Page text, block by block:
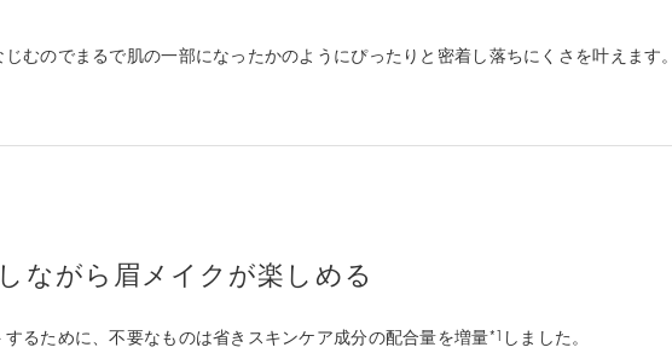
むのでまるで肌の一部になったかのようにぴったりと密着し落ちにくさを叶えます。
ながら眉メイクが楽しめる
るために、不要なものは省きスキンケア成分の配合量を増量*1
しました。